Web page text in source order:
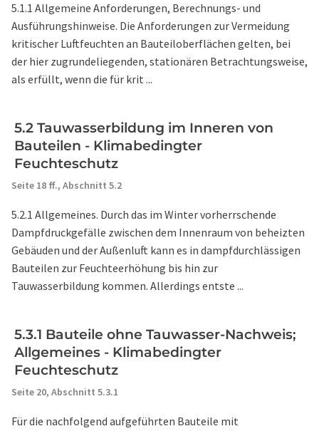
5.1.1 Allgemeine Anforderungen, Berechnungs- und
Ausführungshinweise. Die Anforderungen zur Vermeidung
kritischer Luftfeuchten an Bauteiloberflächen gelten, bei
der hier zugrundeliegenden, stationären Betrachtungsweise,
als erfüllt, wenn die für krit ...
5.2 Tauwasserbildung im Inneren von
Bauteilen - Klimabedingter
Feuchteschutz
Seite 18 ff., Abschnitt 5.2
5.2.1 Allgemeines. Durch das im Winter vorherrschende
Dampfdruckgefälle zwischen dem Innenraum von beheizten
Gebäuden und der Außenluft kann es in dampfdurchlässigen
Bauteilen zur Feuchteerhöhung bis hin zur
Tauwasserbildung kommen. Allerdings entste ...
5.3.1 Bauteile ohne Tauwasser-Nachweis;
Allgemeines - Klimabedingter
Feuchteschutz
Seite 20, Abschnitt 5.3.1
Für die nachfolgend aufgeführten Bauteile mit